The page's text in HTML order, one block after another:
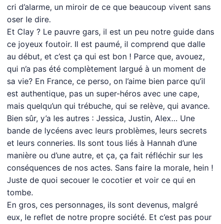
cri d’alarme, un miroir de ce que beaucoup vivent sans
oser le dire.
Et Clay ? Le pauvre gars, il est un peu notre guide dans
ce joyeux foutoir. Il est paumé, il comprend que dalle
au début, et c’est ça qui est bon ! Parce que, avouez,
qui n’a pas été complètement largué à un moment de
sa vie? En France, ce perso, on l’aime bien parce qu’il
est authentique, pas un super-héros avec une cape,
mais quelqu’un qui trébuche, qui se relève, qui avance.
Bien sûr, y’a les autres : Jessica, Justin, Alex… Une
bande de lycéens avec leurs problèmes, leurs secrets
et leurs conneries. Ils sont tous liés à Hannah d’une
manière ou d’une autre, et ça, ça fait réfléchir sur les
conséquences de nos actes. Sans faire la morale, hein !
Juste de quoi secouer le cocotier et voir ce qui en
tombe.
En gros, ces personnages, ils sont devenus, malgré
eux, le reflet de notre propre société. Et c’est pas pour